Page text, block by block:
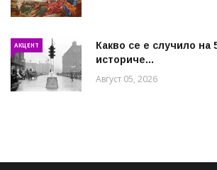
АКЦЕНТ
Какво се е случило на
историче...
Август 05, 2026